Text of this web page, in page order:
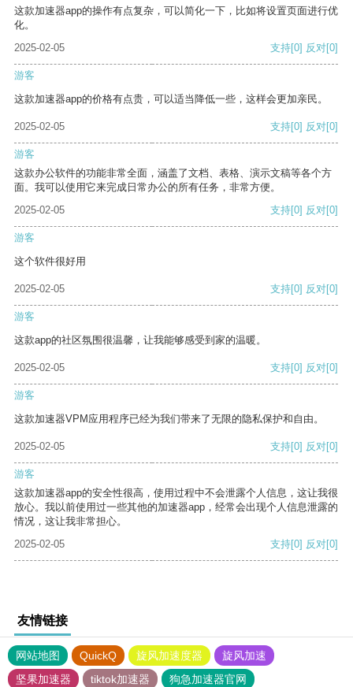
这款加速器app的操作有点复杂，可以简化一下，比如将设置页面进行优
化。
2025-02-05
支持[0] 反对[0]
游客
这款加速器app的价格有点贵，可以适当降低一些，这样会更加亲民。
2025-02-05 支持[0] 反对[0]
游客
这款办公软件的功能非常全面，涵盖了文档、表格、演示文稿等各个方
面。我可以使用它来完成日常办公的所有任务，非常方便。
2025-02-05
支持[0] 反对[0]
游客
这个软件很好用
2025-02-05 支持[0] 反对[0]
游客
这款app的社区氛围很温馨，让我能够感受到家的温暖。
2025-02-05 支持[0] 反对[0]
游客
这款加速器VPM应用程序已经为我们带来了无限的隐私保护和自由。
2025-02-05 支持[0] 反对[0]
游客
这款加速器app的安全性很高，使用过程中不会泄露个人信息，这让我很
放心。我以前使用过一些其他的加速器app，经常会出现个人信息泄露的
情况，这让我非常担心。
2025-02-05
支持[0] 反对[0]
友情链接
网站地图 QuickQ 旋风加速度器
旋风加速
坚果加速器
tiktok加速器 狗急加速器官网